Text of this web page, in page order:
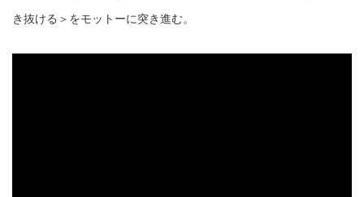
き抜ける＞をモットーに突き進む。